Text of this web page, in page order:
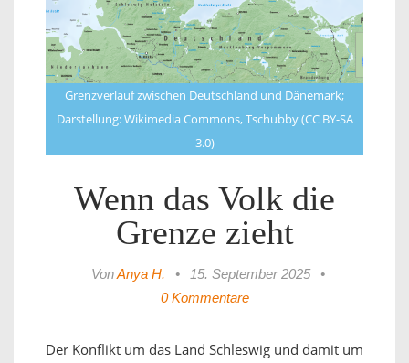
Grenzverlauf zwischen Deutschland und Dänemark;
Darstellung: Wikimedia Commons, Tschubby (CC BY-SA
3.0)
Wenn das Volk die
Grenze zieht
VonAnya H. • 15. September 2025
•
0 Kommentare
Der Konflikt um das Land Schleswig und damit um